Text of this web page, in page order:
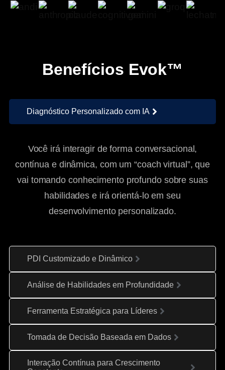
Benefícios Evok™
Diagnóstico Personalizado com IA
PDI Customizado e Dinâmico
Análise de Habilidades em Profundidade
Ferramenta Estratégica para Líderes
Tomada de Decisão Baseada em Dados
Interação Contínua para Crescimento
Você irá interagir de forma conversacional,
contínua e dinâmica, com um “coach virtual”, que
vai tomando conhecimento profundo sobre suas
habilidades e irá orientá-lo em seu
desenvolvimento personalizado.